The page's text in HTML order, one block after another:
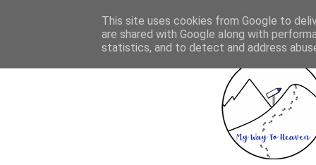
This site uses cookies from Google to
are shared with Google along with
statistics, and to detect and address